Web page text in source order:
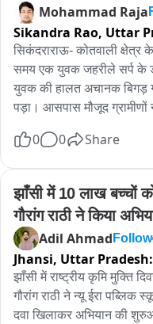
बताया कि घटना की सूचना
विद्युत पोल और तार को ठीक
Mohammad Raja
Sikandra Rao, Uttar
सिकंदराराऊ- कोतवाली क्षेत्र
समय एक युवक जहरीले सर्प के
युवक की हालत अचानक बिगड़
पड़ा। आसपास मौजूद
चिकित्सकों ने उसकी गंभीर
जानकारी के अनुसार गांव
लगभग 5:30 बजे खेत की ओर जा
सांप ने उसे काट लिया।
ही देर में उसकी तबीयत
खेतों में काम कर रहे ग्रामीणों
पहुंचे और उसे संभालकर
चिकित्सकों ने तत्काल उपचार
आवश्यक चिकित्सा सहायता
0 0 Share
झाँसी में 10 लाख बच्चों
गौरांग राठी ने किया
Adil Ahmad Follow
Jhansi, Uttar Pradesh:
झाँसी में राष्ट्रीय कृमि मुक्ति
गौरांग राठी ने न्यू ईरा
दवा खिलाकर अभियान की